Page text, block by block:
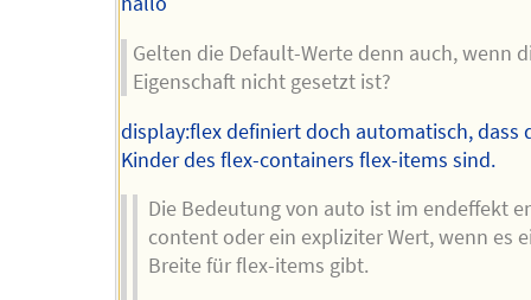
Gelten die Default-Werte denn auch, wenn
Eigenschaft nicht gesetzt ist?
display:flex definiert doch automatisch, dass
Kinder des flex-containers flex-items sind.
Die Bedeutung von auto ist im endeffekt
content oder ein expliziter Wert, wenn es
Breite für flex-items gibt.